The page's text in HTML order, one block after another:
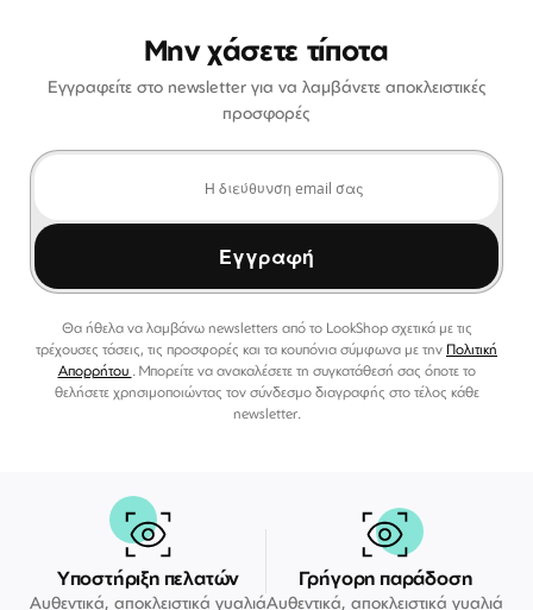
Μην χάσετε τίποτα
Εγγραφείτε στο newsletter για να λαμβάνετε αποκλειστικές
προσφορές
Εγγραφή
Θα ήθελα να λαμβάνω newsletters από το LookShop σχετικά με τις
τρέχουσες τάσεις, τις προσφορές και τα κουπόνια σύμφωνα με την Πολιτική
Απορρήτου . Μπορείτε να ανακαλέσετε τη συγκατάθεσή σας όποτε το
θελήσετε χρησιμοποιώντας τον σύνδεσμο διαγραφής στο τέλος κάθε
newsletter.
Υποστήριξη πελατών
Αυθεντικά, αποκλειστικά γυαλιά
Γρήγορη παράδοση
Αυθεντικά, αποκλειστικά γυαλιά